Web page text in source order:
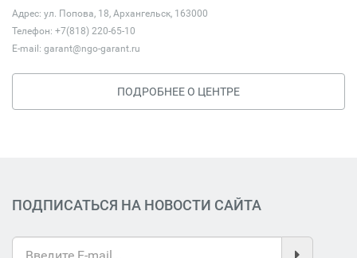
Адрес: ул. Попова, 18, Архангельск, 163000
Телефон: +7(818) 220-65-10
E-mail: garant@ngo-garant.ru
ПОДРОБНЕЕ О ЦЕНТРЕ
ПОДПИСАТЬСЯ НА НОВОСТИ САЙТА